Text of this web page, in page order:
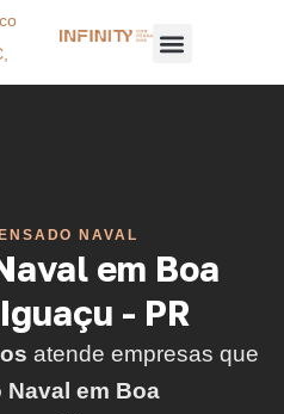
NAVAL
em Boa
- PR
atende empresas que
em Boa